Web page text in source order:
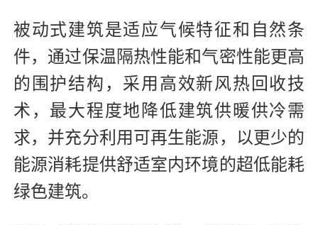
被动式建筑是适应气候特征和自然条
件，通过保温隔热性能和气密性能更高
的围护结构，采用高效新风热回收技
术，最大程度地降低建筑供暖供冷需
求，并充分利用可再生能源，以更少的
能源消耗提供舒适室内环境的超低能耗
绿色建筑。